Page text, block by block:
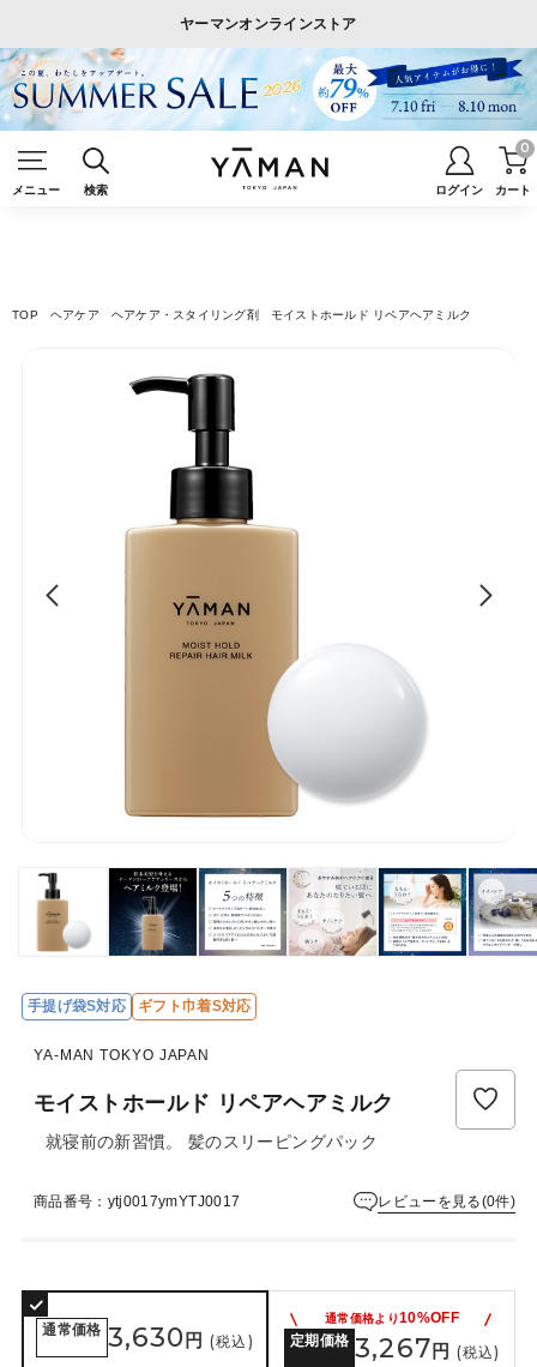
ヤーマンオンラインストア
メニュー 検索 ログイン カート
0
TOP ヘアケア ヘアケア・スタイリング剤 モイストホールド リペアヘアミルク
手提げ袋S対応 ギフト巾着S対応
YA-MAN TOKYO JAPAN
モイストホールド リペアヘアミルク
就寝前の新習慣。 髪のスリーピングパック
商品番号：ytj0017ymYTJ0017 レビューを見る(0件)
通常価格 3,630 円 (税込)
通常価格より10%OFF
定期価格 3,267 円 (税込)